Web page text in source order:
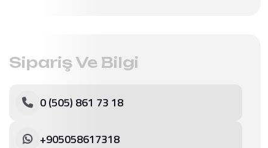
Sipariş Ve Bilgi
0 (505) 861 73 18
+905058617318